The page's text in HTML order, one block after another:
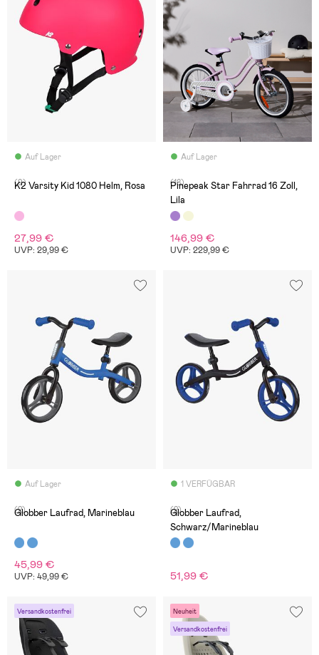
Auf Lager
(9)
K2 Varsity Kid 1080 Helm, Rosa
27,99 €
UVP: 29,99 €
Auf Lager
(18)
Pinepeak Star Fahrrad 16 Zoll,
Lila
146,99 €
UVP: 229,99 €
Auf Lager
(2)
Globber Laufrad, Marineblau
45,99 €
UVP: 49,99 €
1 VERFÜGBAR
(2)
Globber Laufrad,
Schwarz/Marineblau
51,99 €
Versandkostenfrei Neuheit
Versandkostenfrei